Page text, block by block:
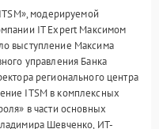
модерируемой
IT Expert Максимом
выступление Максима
управления Банка
регионального центра
ITSM в комплексных
в части основных
Шевченко, ИТ-